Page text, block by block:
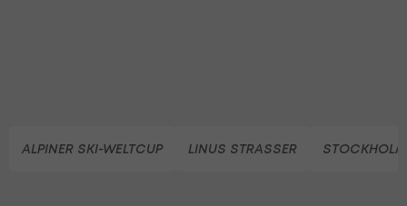
ALPINER SKI-WELTCUP LINUS STRASSER STOCKHOLM